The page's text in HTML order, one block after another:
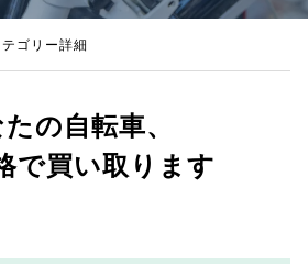
ゴリー詳細
の自転車、
で買い取ります